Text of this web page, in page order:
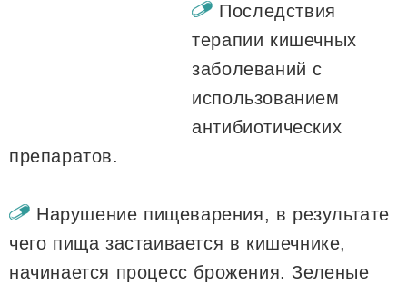
Последствия
терапии кишечных
заболеваний с
использованием
антибиотических
препаратов.
Нарушение пищеварения, в результате
чего пища застаивается в кишечнике,
начинается процесс брожения. Зеленые